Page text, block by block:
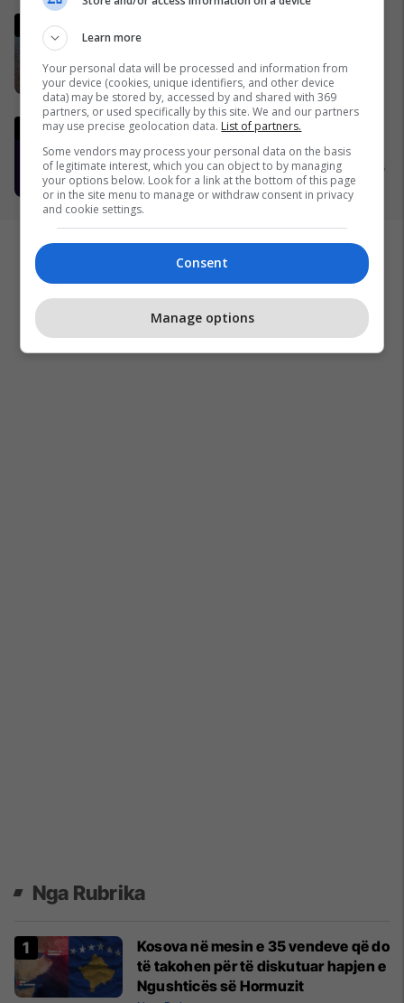
mund t'i sjellë miliarda dollarë
28/03/2026
Sllovaki – Kosovë,
superkompjuteri i Opta-s
parashikon fituesin e ndeshjes
26/03/2026
Nga Rubrika
Kosova në mesin e 35 vendeve që do
të takohen për të diskutuar hapjen e
Ngushticës së Hormuzit
Learn more
Your personal data will be processed and information from
your device (cookies, unique identifiers, and other device
data) may be stored by, accessed by and shared with 369
partners, or used specifically by this site. We and our partners
may use precise geolocation data. List of partners.
Some vendors may process your personal data on the basis
of legitimate interest, which you can object to by managing
your options below. Look for a link at the bottom of this page
or in the site menu to manage or withdraw consent in privacy
and cookie settings.
Consent
Manage options